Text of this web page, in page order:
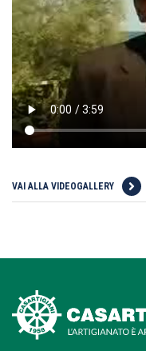
VAI ALLA VIDEOGALLERY